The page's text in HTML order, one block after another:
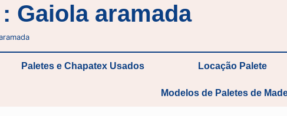
Gaiola aramada
Paletes e Chapatex Usados Locação Palete
Modelos de Paletes de